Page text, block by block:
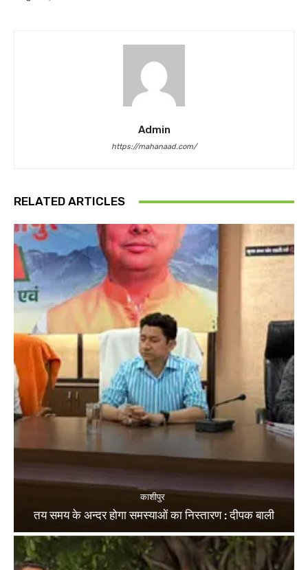
Admin
https://mahanaad.com/
RELATED ARTICLES
काशीपुर
तय समय के अन्दर होगा समस्याओं का निस्तारण : दीपक बाली